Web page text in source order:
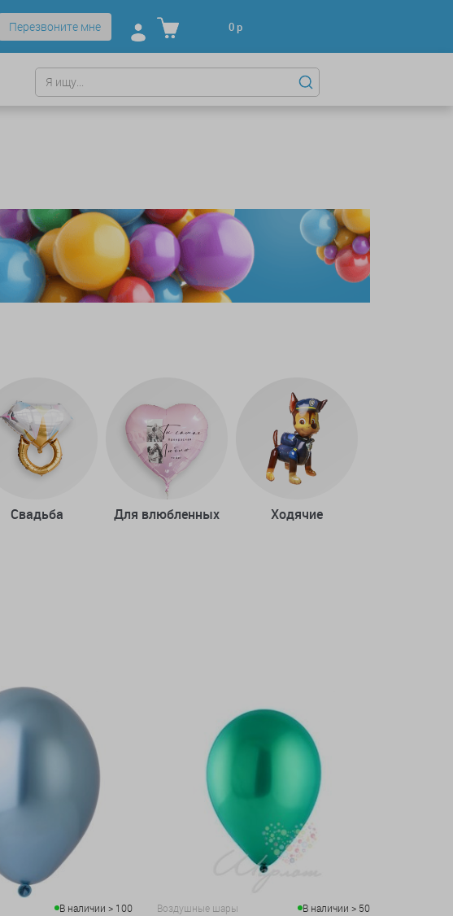
Перезвоните мне 0р
Свадьба Для влюбленных Ходячие
В наличии > 100 Воздушные шары В наличии > 50